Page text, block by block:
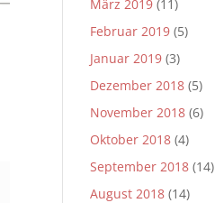
März 2019 (11)
Februar 2019 (5)
Januar 2019 (3)
Dezember 2018 (5)
November 2018 (6)
Oktober 2018 (4)
September 2018 (14)
August 2018 (14)